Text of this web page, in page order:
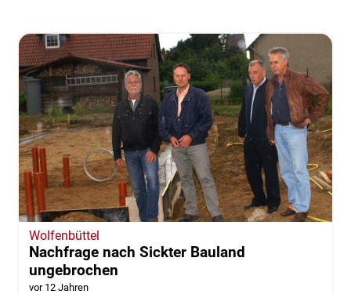
Wolfenbüttel
Nachfrage nach Sickter Bauland
ungebrochen
vor 12 Jahren